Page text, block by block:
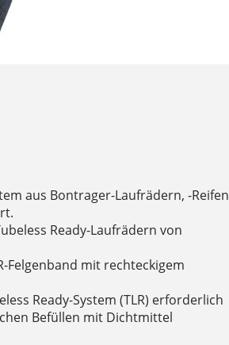
aus Bontrager-Laufrädern, -
Ready-Laufrädern von
Felgenband mit rechteckigem
Ready-System (TLR) erforderlich
Befüllen mit Dichtmittel